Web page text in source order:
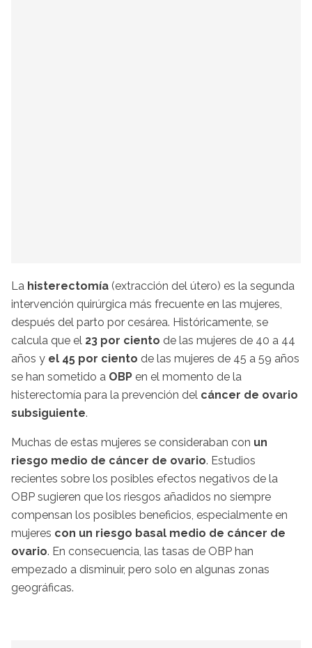
La histerectomía (extracción del útero) es la segunda
intervención quirúrgica más frecuente en las mujeres,
después del parto por cesárea. Históricamente, se
calcula que el 23 por ciento de las mujeres de 40 a 44
años y el 45 por ciento de las mujeres de 45 a 59 años
se han sometido a OBP en el momento de la
histerectomía para la prevención del cáncer de ovario
subsiguiente.
Muchas de estas mujeres se consideraban con un
riesgo medio de cáncer de ovario. Estudios
recientes sobre los posibles efectos negativos de la
OBP sugieren que los riesgos añadidos no siempre
compensan los posibles beneficios, especialmente en
mujeres con un riesgo basal medio de cáncer de
ovario. En consecuencia, las tasas de OBP han
empezado a disminuir, pero solo en algunas zonas
geográficas.